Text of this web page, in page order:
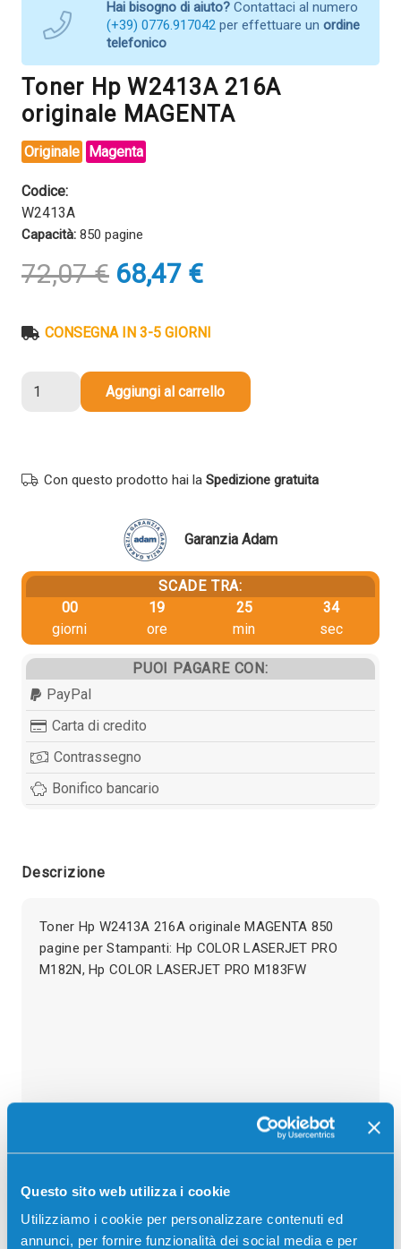
Questo sito web utilizza i cookie
Utilizziamo i cookie per personalizzare contenuti ed
annunci, per fornire funzionalità dei social media e per
Hai bisogno di aiuto? Contattaci al numero
(+39) 0776.917042 per effettuare un ordine
telefonico
Toner Hp W2413A 216A
originale MAGENTA
Originale Magenta
Codice:
W2413A
Capacità: 850 pagine
72,07€ Il
prezzo
era:
68,47 €Il
prezzo
è:
CONSEGNA IN 3-5 GIORNI
MAGENTA
Aggiungi al carrello
Con questo prodotto hai la Spedizione gratuita
Garanzia Adam
SCADE TRA:
00
giorni
19
ore
25
min
34
sec
PUOI PAGARE CON:
PayPal
Carta di credito
Contrassegno
Bonifico bancario
Descrizione
Toner Hp W2413A 216A originale MAGENTA 850
pagine per Stampanti: Hp COLOR LASERJET PRO
M182N, Hp COLOR LASERJET PRO M183FW
Recensioni